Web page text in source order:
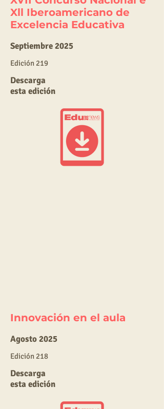
Xll Iberoamericano de
Excelencia Educativa
Septiembre 2025
Edición 219
Descarga
esta edición
Innovación en el aula
Agosto 2025
Edición 218
Descarga
esta edición